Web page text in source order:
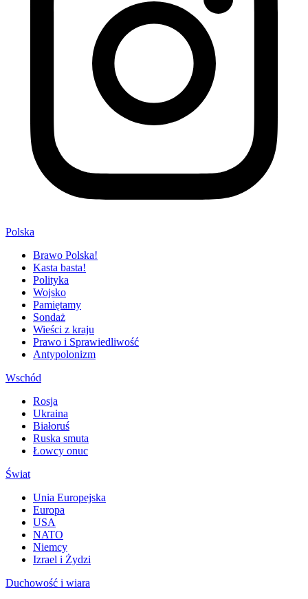
Polska
Brawo Polska!
Kasta basta!
Polityka
Wojsko
Pamiętamy
Sondaż
Wieści z kraju
Prawo i Sprawiedliwość
Antypolonizm
Wschód
Rosja
Ukraina
Białoruś
Ruska smuta
Łowcy onuc
Świat
Unia Europejska
Europa
USA
NATO
Niemcy
Izrael i Żydzi
Duchowość i wiara